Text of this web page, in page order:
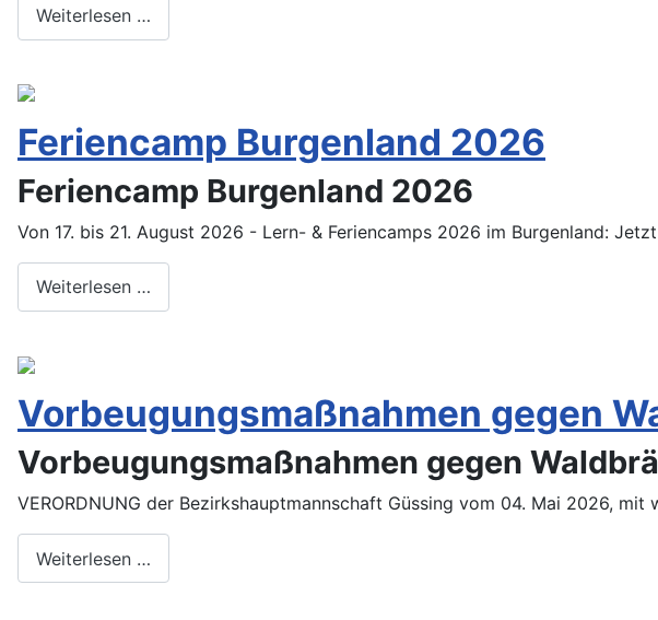
Weiterlesen …
Feriencamp Burgenland 2026
Feriencamp Burgenland 2026
Von 17. bis 21. August 2026 - Lern- & Feriencamps 2026 im Burgenland:
Weiterlesen …
Vorbeugungsmaßnahmen gegen
Vorbeugungsmaßnahmen gegen
VERORDNUNG der Bezirkshauptmannschaft Güssing vom 04. Mai 2026,
Weiterlesen …